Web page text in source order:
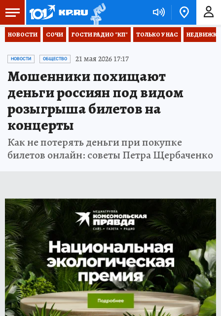
НОВОСТИ СОЧИ ГОСТИ РАДИО "КП" ТОЛЬКО У НАС НЕДВИЖКА
НОВОСТИ ОБЩЕСТВО 21 мая 2026 17:17
Мошенники похищают
деньги россиян под видом
розыгрыша билетов на
концерты
Как не потерять деньги при покупке
билетов онлайн: советы Петра Щербаченко